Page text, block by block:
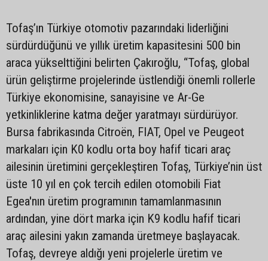
Tofaş’ın Türkiye otomotiv pazarındaki liderliğini
sürdürdüğünü ve yıllık üretim kapasitesini 500 bin
araca yükselttiğini belirten Çakıroğlu, “Tofaş, global
ürün geliştirme projelerinde üstlendiği önemli rollerle
Türkiye ekonomisine, sanayisine ve Ar-Ge
yetkinliklerine katma değer yaratmayı sürdürüyor.
Bursa fabrikasında Citroën, FIAT, Opel ve Peugeot
markaları için K0 kodlu orta boy hafif ticari araç
ailesinin üretimini gerçekleştiren Tofaş, Türkiye’nin üst
üste 10 yıl en çok tercih edilen otomobili Fiat
Egea'nın üretim programının tamamlanmasının
ardından, yine dört marka için K9 kodlu hafif ticari
araç ailesini yakın zamanda üretmeye başlayacak.
Tofaş, devreye aldığı yeni projelerle üretim ve